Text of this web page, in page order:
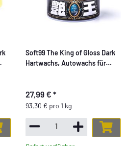
Soft99 The King of Gloss Dark
Hartwachs, Autowachs für
Schwamm, 300gr
27,99 € *
93,30 € pro 1 kg